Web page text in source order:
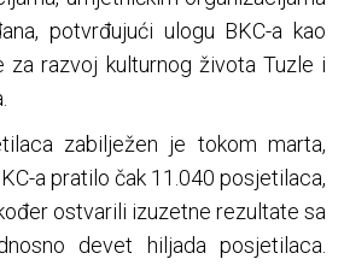
potvrđujući ulogu BKC-a kao
za razvoj kulturnog života Tuzle i
zabilježen je tokom marta,
a pratilo čak 11.040 posjetilaca,
ostvarili izuzetne rezultate sa
devet hiljada posjetilaca.